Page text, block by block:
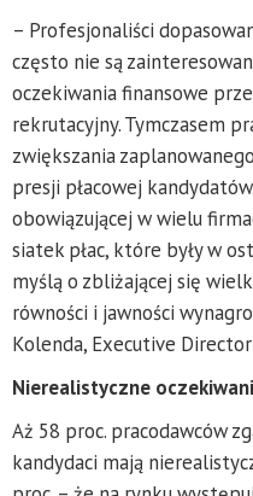
– Profesjonaliści
często nie są
oczekiwania finansowe
rekrutacyjny. Tymczasem
zwiększania
presji płacowej
obowiązującej w wielu
siatek płac, które były w
myślą o zbliżającej się
równości i jawności
Kolenda, Executive
Nierealistyczne
Aż 58 proc. pracodawców
kandydaci mają